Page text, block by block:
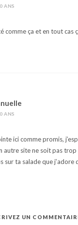
ANS
comme ça et en tout cas
ANS
ici comme promis,
autre site ne soit pas
sur ta salade que j’adore
UN